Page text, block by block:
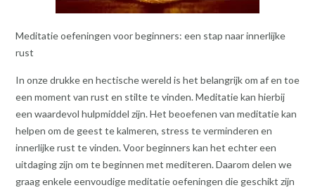
Meditatie oefeningen voor beginners: een stap naar innerlijke
rust
In onze drukke en hectische wereld is het belangrijk om af en toe
een moment van rust en stilte te vinden. Meditatie kan hierbij
een waardevol hulpmiddel zijn. Het beoefenen van meditatie kan
helpen om de geest te kalmeren, stress te verminderen en
innerlijke rust te vinden. Voor beginners kan het echter een
uitdaging zijn om te beginnen met mediteren. Daarom delen we
graag enkele eenvoudige meditatie oefeningen die geschikt zijn